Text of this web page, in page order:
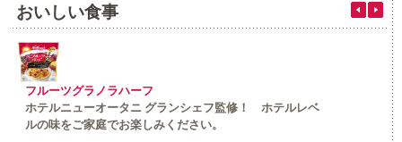
おいしい食事
フルーツグラノラハーフ
ホテルニューオータニ グランシェフ監修！ ホテルレベ
ルの味をご家庭でお楽しみください。